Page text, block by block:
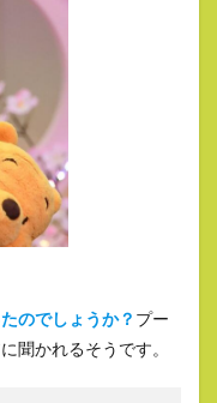
のでしょうか？ プー
聞かれるそうです。